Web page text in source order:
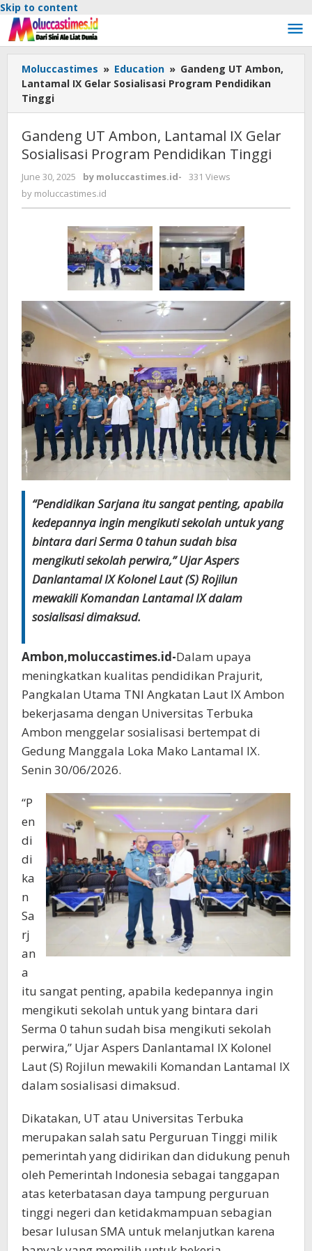
Skip to content
Moluccastimes » Education » Gandeng UT Ambon,
Lantamal IX Gelar Sosialisasi Program Pendidikan
Tinggi
Gandeng UT Ambon, Lantamal IX Gelar
Sosialisasi Program Pendidikan Tinggi
June 30, 2025 by moluccastimes.id-
331 Views
by moluccastimes.id
“Pendidikan Sarjana itu sangat penting, apabila
kedepannya ingin mengikuti sekolah untuk yang
bintara dari Serma 0 tahun sudah bisa
mengikuti sekolah perwira,” Ujar Aspers
Danlantamal IX Kolonel Laut (S) Rojilun
mewakili Komandan Lantamal IX dalam
sosialisasi dimaksud.
Ambon,moluccastimes.id-Dalam upaya
meningkatkan kualitas pendidikan Prajurit,
Pangkalan Utama TNI Angkatan Laut IX Ambon
bekerjasama dengan Universitas Terbuka
Ambon menggelar sosialisasi bertempat di
Gedung Manggala Loka Mako Lantamal IX.
Senin 30/06/2026.
“P
en
di
di
ka
n
Sa
rj
an
a
itu sangat penting, apabila kedepannya ingin
mengikuti sekolah untuk yang bintara dari
Serma 0 tahun sudah bisa mengikuti sekolah
perwira,” Ujar Aspers Danlantamal IX Kolonel
Laut (S) Rojilun mewakili Komandan Lantamal IX
dalam sosialisasi dimaksud.
Dikatakan, UT atau Universitas Terbuka
merupakan salah satu Perguruan Tinggi milik
pemerintah yang didirikan dan didukung penuh
oleh Pemerintah Indonesia sebagai tanggapan
atas keterbatasan daya tampung perguruan
tinggi negeri dan ketidakmampuan sebagian
besar lulusan SMA untuk melanjutkan karena